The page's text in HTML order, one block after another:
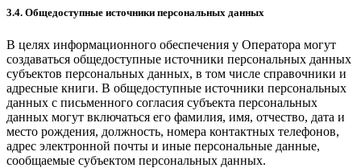
3.4. Общедоступные источники персональных данных
В целях информационного обеспечения у Оператора могут
создаваться общедоступные источники персональных данных
субъектов персональных данных, в том числе справочники и
адресные книги. В общедоступные источники персональных
данных с письменного согласия субъекта персональных
данных могут включаться его фамилия, имя, отчество, дата и
место рождения, должность, номера контактных телефонов,
адрес электронной почты и иные персональные данные,
сообщаемые субъектом персональных данных.